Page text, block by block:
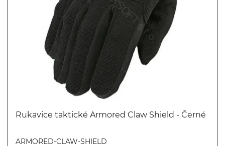
Rukavice taktické Armored Claw Shield - Černé
ARMORED-CLAW-SHIELD